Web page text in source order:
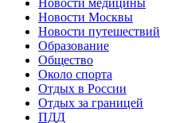
Новости Москвы
Новости путешествий
Образование
Общество
Около спорта
Отдых в России
Отдых за границей
ПДД